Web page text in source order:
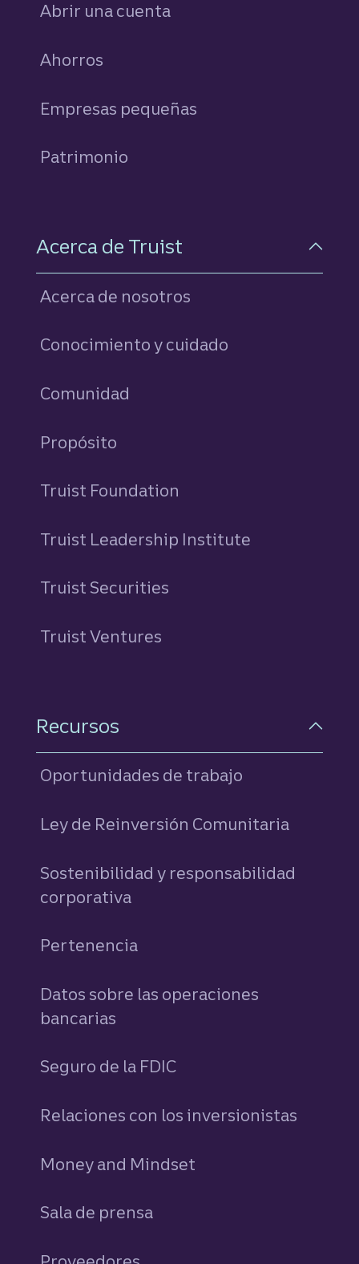
Abrir una cuenta
Ahorros
Empresas pequeñas
Patrimonio
Acerca de Truist
Acerca de nosotros
Conocimiento y cuidado
Comunidad
Propósito
Truist Foundation
Truist Leadership Institute
Truist Securities
Truist Ventures
Recursos
Oportunidades de trabajo
Ley de Reinversión Comunitaria
Sostenibilidad y responsabilidad
corporativa
Pertenencia
Datos sobre las operaciones
bancarias
Seguro de la FDIC
Relaciones con los inversionistas
Money and Mindset
Sala de prensa